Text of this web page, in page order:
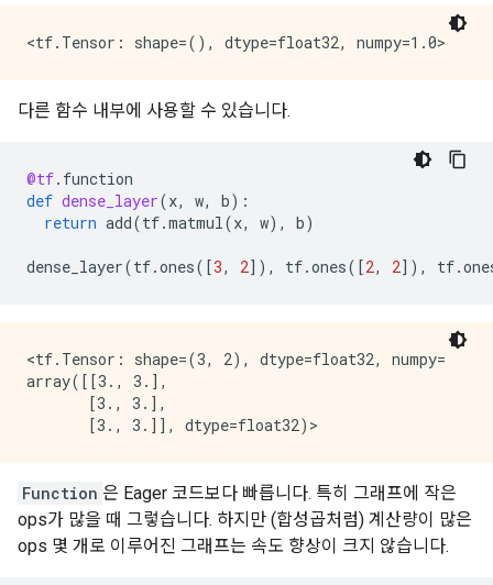
다른 함수 내부에 사용할 수 있습니다.
@tf. function
def dense_layer(x, w, b):
return add(tf.matmul(x, w), b)
dense_layer(tf.ones([3, 2]), tf.ones([2, 2]), tf.
<tf.Tensor: shape=(3, 2), dtype=float32, numpy=
array([[3., 3.],
       [3., 3.],
Function 은 Eager 코드보다 빠릅니다. 특히 그래프에 작은
ops가 많을 때 그렇습니다. 하지만 (합성곱처럼) 계산량이 많은
ops 몇 개로 이루어진 그래프는 속도 향상이 크지 않습니다.